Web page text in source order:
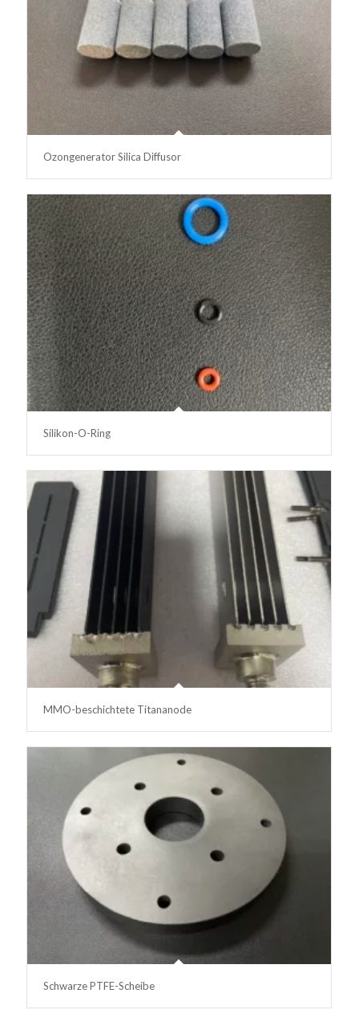
Ozongenerator Silica Diffusor
Silikon-O-Ring
MMO-beschichtete Titananode
Schwarze PTFE-Scheibe